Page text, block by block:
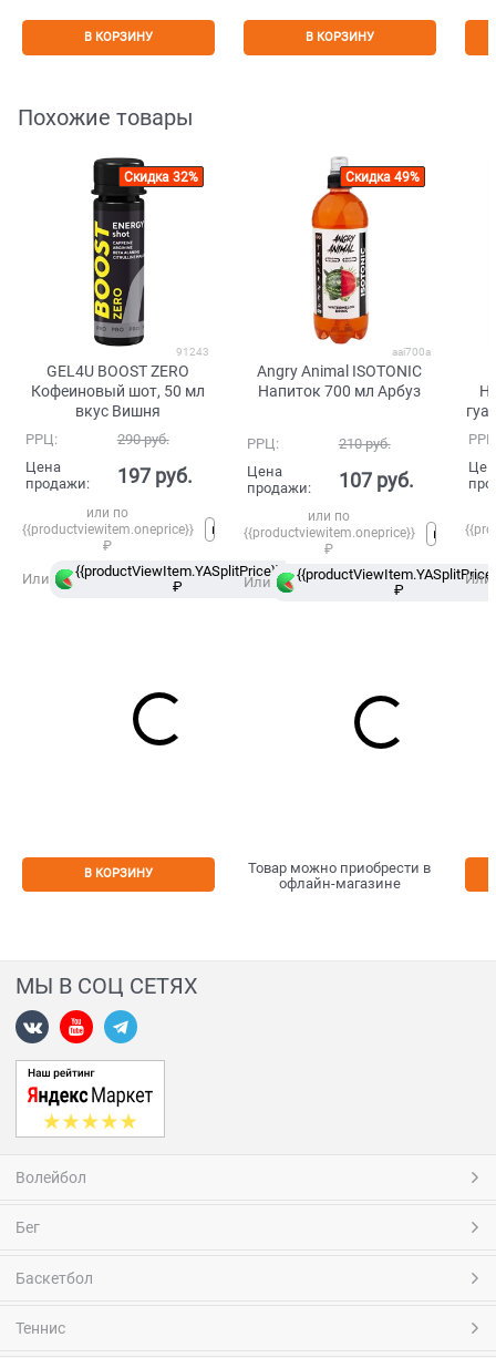
В КОРЗИНУ В КОРЗИНУ
Похожие товары
Скидка 32%
91243
GEL4U BOOST ZERO
Кофеиновый шот, 50 мл
вкус Вишня
РРЦ: 290 руб.
Цена
продажи:
197 руб.
или по
{{productviewitem.oneprice}}
₽
Или
{{productViewItem.YASplitPrice}}
₽
в
Сплит
В КОРЗИНУ
Скидка 49%
aai700a
Angry Animal ISOTONIC
Напиток 700 мл Арбуз
РРЦ: 210 руб.
Цена
продажи:
107 руб.
или по
{{productviewitem.oneprice}}
₽
Или
₽
Товар можно приобрести в
офлайн-магазине
Или
МЫ В СОЦ СЕТЯХ
Волейбол
Бег
Баскетбол
Теннис